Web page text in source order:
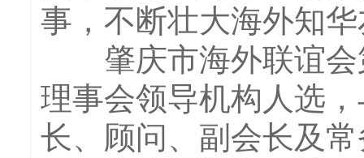
事，不断壮大海外知
肇庆市海外联谊会
理事会领导机构人选
长、顾问、副会长及